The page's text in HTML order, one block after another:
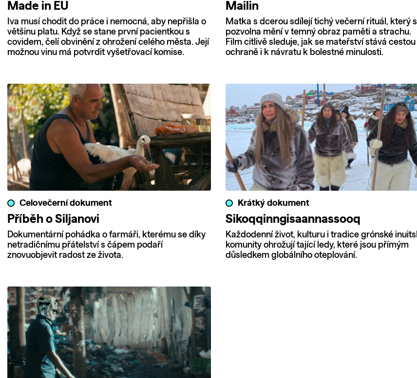
Made in EU
Iva musí chodit do práce i nemocná, aby nepřišla o
většinu platu. Když se stane první pacientkou s
covidem, čelí obvinění z ohrožení celého města. Její
možnou vinu má potvrdit vyšetřovací komise.
Mailin
Matka s dcerou sdílejí tichý večerní rituál, který
pozvolna mění v temný obraz paměti a strachu.
Film citlivě sleduje, jak se mateřství stává cestou
ochraně i k návratu k bolestné minulosti.
Celovečerní dokument
Příběh o Siljanovi
Dokumentární pohádka o farmáři, kterému se díky
netradičnímu přátelství s čápem podaří
znovuobjevit radost ze života.
Krátký dokument
Sikoqqinngisaannassooq
Každodenní život, kulturu i tradice grónské
komunity ohrožují tající ledy, které jsou přímým
důsledkem globálního oteplování.